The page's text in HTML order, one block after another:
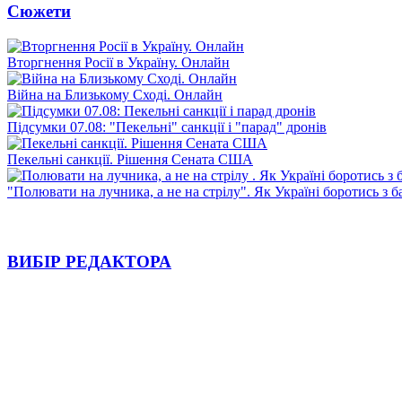
Сюжети
Вторгнення Росії в Україну. Онлайн
Війна на Близькому Сході. Онлайн
Підсумки 07.08: "Пекельні" санкції і "парад" дронів
Пекельні санкції. Рішення Сената США
"Полювати на лучника, а не на стрілу". Як Україні боротись з
ВИБІР РЕДАКТОРА